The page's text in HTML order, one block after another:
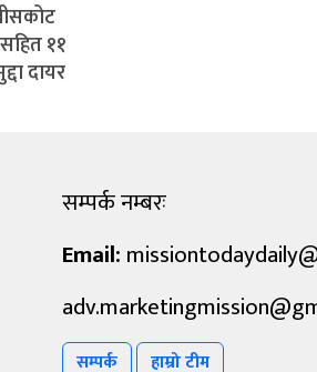
११
दायर
सम्पर्क नम्बरः
Email:
सम्पर्क हाम्रो टीम